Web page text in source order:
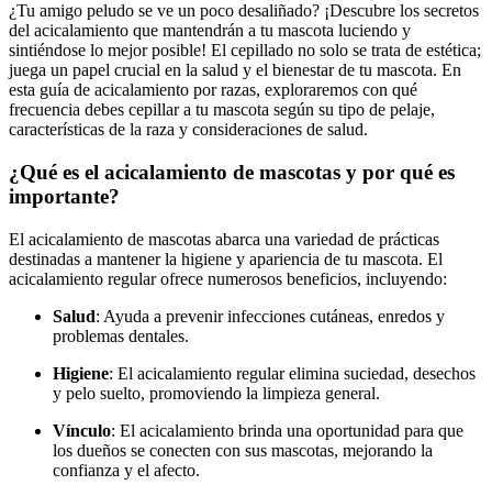
¿Tu amigo peludo se ve un poco desaliñado? ¡Descubre los secretos
del acicalamiento que mantendrán a tu mascota luciendo y
sintiéndose lo mejor posible! El cepillado no solo se trata de estética;
juega un papel crucial en la salud y el bienestar de tu mascota. En
esta guía de acicalamiento por razas, exploraremos con qué
frecuencia debes cepillar a tu mascota según su tipo de pelaje,
características de la raza y consideraciones de salud.
¿Qué es el acicalamiento de mascotas y por qué es
importante?
El acicalamiento de mascotas abarca una variedad de prácticas
destinadas a mantener la higiene y apariencia de tu mascota. El
acicalamiento regular ofrece numerosos beneficios, incluyendo:
Salud: Ayuda a prevenir infecciones cutáneas, enredos y
problemas dentales.
Higiene: El acicalamiento regular elimina suciedad, desechos
y pelo suelto, promoviendo la limpieza general.
Vínculo: El acicalamiento brinda una oportunidad para que
los dueños se conecten con sus mascotas, mejorando la
confianza y el afecto.